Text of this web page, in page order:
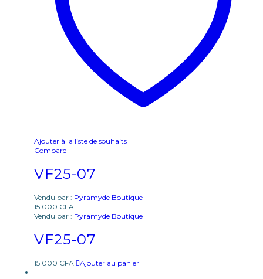
Ajouter à la liste de souhaits
Compare
VF25-07
Vendu par : Pyramyde Boutique
15 000 CFA
Vendu par : Pyramyde Boutique
VF25-07
15 000 CFA Ajouter au panier